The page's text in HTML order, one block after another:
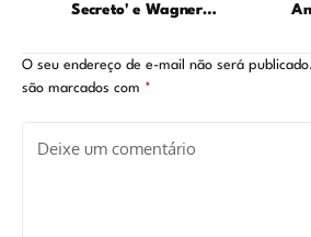
Secreto' e Wagner
O seu endereço de e-mail não será publicado.
são marcados com *